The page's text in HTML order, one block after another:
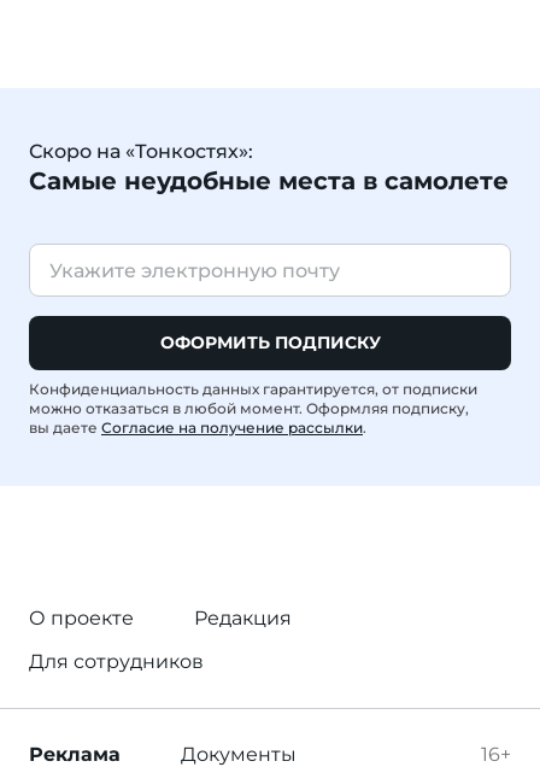
Скоро на «Тонкостях»:
Самые неудобные места в самолете
ОФОРМИТЬ ПОДПИСКУ
Конфиденциальность данных гарантируется, от подписки
можно отказаться в любой момент. Оформляя подписку,
вы даете Согласие на получение рассылки.
О проекте
Редакция
Для сотрудников
16+
Реклама Документы